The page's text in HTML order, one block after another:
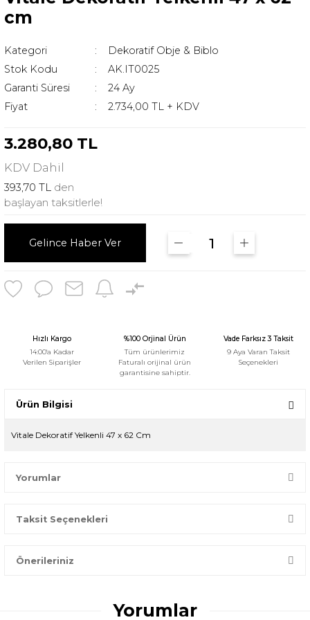
cm
Kategori
Dekoratif Obje & Biblo
Stok Kodu
AK.IT0025
Garanti Süresi
24 Ay
Fiyat
2.734,00 TL + KDV
3.280,80 TL
KDV Dahil
393,70 TL den
başlayan taksitlerle!
Gelince Haber Ver
Hızlı Kargo
14:00'a Kadar
Verilen Siparişler
%100 Orjinal Ürün
Tüm ürünlerimiz
Faturalı orijinal ürün
garantisine sahiptir.
Vade Farksız 3 Taksit
9 Aya Varan Taksit
Seçenekleri
Ürün Bilgisi
Vitale Dekoratif Yelkenli 47 x 62 Cm
Yorumlar
Bir dakikanızı ayırın, yorumunuzla başkalarının doğru seçim
Taksit Seçenekleri
Önerileriniz
konularda yetersiz gördüğünüz noktaları öneri formunu
kullanarak tarafımıza iletebilirsiniz.
Yorumlar